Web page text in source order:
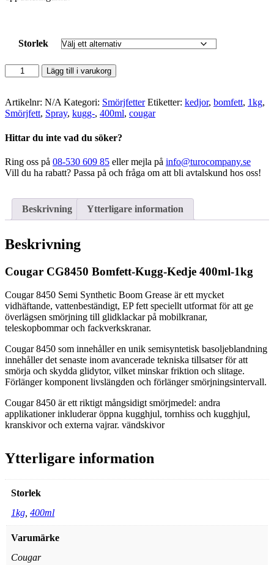
Storlek
Cougar
-
Bomfett-
Kugg-
400ml-
mängd
Lägg till i varukorg
Artikelnr: N/A Kategori: Smörjfetter Etiketter: kedjor, bomfett, 1kg,
Smörjfett, Spray, kugg-, 400ml, cougar
Hittar du inte vad du söker?
Ring oss på 08-530 609 85 eller mejla på info@turocompany.se
Vill du ha rabatt? Passa på och fråga om att bli avtalskund hos oss!
Beskrivning Ytterligare information
Beskrivning
Cougar CG8450 Bomfett-Kugg-Kedje 400ml-1kg
Cougar 8450 Semi Synthetic Boom Grease är ett mycket
vidhäftande, vattenbeständigt, EP fett speciellt utformat för att ge
överlägsen smörjning till glidklackar på mobilkranar,
teleskopbommar och fackverkskranar.
Cougar 8450 som innehåller en unik semisyntetisk basoljeblandning
innehåller det senaste inom avancerade tekniska tillsatser för att
smörja och skydda glidytor, vilket minskar friktion och slitage.
Förlänger komponent livslängden och förlänger smörjningsintervall.
Cougar 8450 är ett riktigt mångsidigt smörjmedel: andra
applikationer inkluderar öppna kugghjul, tornhiss och kugghjul,
kranskivor och externa vajrar. vändskivor
Ytterligare information
Storlek
1kg 400ml
Varumärke
Cougar